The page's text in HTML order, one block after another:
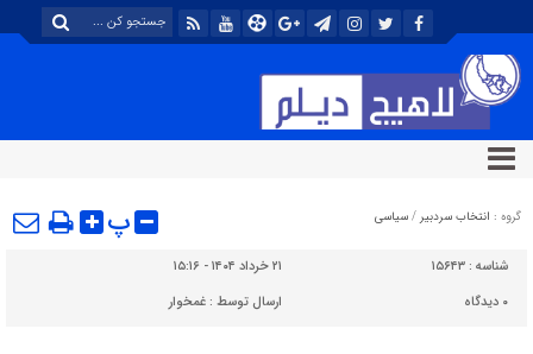
گروه : انتخاب سردبیر / سیاسی پ
شناسه : ۱۵۶۴۳
۲۱ خرداد ۱۴۰۴ - ۱۵:۱۶
۰ دیدگاه ارسال توسط :غمخوار